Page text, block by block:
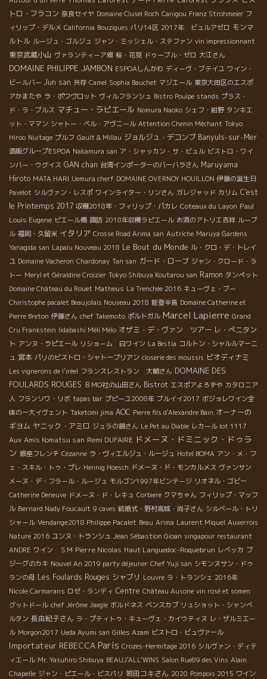
トロ・フラコン 奈良セイヤ Domaine Clusel Roch Canigou Franz Strohmeier フ
ィリップ・デルメ California Bouzigues パリ14区 2017年 ビュルアゼロ モンマ
ルトル ルージュ・ゴルジュ ジャン・ミッシェル・ステファン vin impressionnant
東京武蔵小山 ヴァランティーア畑 桜・花見 ドゥーブル・ゼロ 大江さん
DOMAINE PHILIPPE JAMBON ESPOAしんかわ ディーヴ・ブテイユ ワイン・
ビールバー Jun san 共存 Camel Sophia Bauchet マジエール 東京大田区のエスポ
アかまたや ラ・ポワヴロット ヴィルフランシュ Bistro Poulpe stands プラス・
ド・ラ・ブルス マチュー・ラピエール Nomura Naoko シェフ・紺野 タンキエ
ット・ママン シャトー・ベル・アヴニール Attention Chenin Méchant Tokyo
Hiroo Nuitage プルフ Gault & Millau ジョルジュ・デコンブ Banyuls-sur-Mer
酒販グループESPOA Nakamura san ア・シャッカン・サ・ビュル ビストロ・ワイ
ンバー・ウグイス GAN chan 台湾インポーターのバーバラさん Maruyama
Hiroto MATA HARI Uemura cherf DOMAINE OVERNOY HOUILLON 伊藤の誕生日
Pavelot シルヴァン・レスポ ワインライター・リンさん ガレジャッド カリム C'est
le Printemps 2017 収穫2018年・フィリップ・パカレ Coteaux du Layon Paul
Louis Eugene ピエール橋 諏訪 2018年収穫ラピエール お酒のアトリエ吉祥 ルーブ
ル 福岡・久留米 イタリア Crosse Road Arima san Autriche Maruya Gardens
Yanagida san Lapalu Nouveau 2018 Le Bout du Monde ル・クロ・デ・トレイ
ユ Domaine Vacheron Chardonay Tan san ガード・ローブ ジャン・クロード・ラ
トー Meryl et Géraldine Croizier Tokyo Shibuya Koutarou san Ramon タンペット
Domaine Château du Rouet Matheus La Trenchée 2016 キューヴェ・ブー
Chiristophe pacalet Beaujolais Nouveau 2018 能登半島 Domaine Catherine et
Pierre Breton 伊藤さん chef Takemoto ポルトガル Marcel Lapierre Grand
Cru Frankstein Iidabashi Méli Mélo オザミ・デ・ヴァン ツアー レ・ぺニタン
ト アンヌ・ラピエール リショーム 白ワイン La Bestia コルトン・シャルルマーニ
ュ 宮本 パリのビストロ・シャトーブリアン closerie des moussis ビオディナミ
Les vignerons de l'iréel フランスレストラン 大輔さん DOMAINE DES
FOULARDS ROUGES ＢＭО社の山田さん Bistrot エスポアよろずや カタロニア
人 フランソワ・リボ tapas bar プピーユ2008年 ブルイイ2017 ボジョレワイン全
体の一大イヴェント Taketomi jima AOC Pierre fils d'Alexandre Bain オーナーの
ギヨム ヤニック・アミロ ジュラの鏡さん Le Pet au Diable レカール lot 1117
Aux Amis Komatsu san Remi DUFAIRE ドメーヌ・ドミニック・ドゥラ
ン 銀座フレンチ Cézanne ラ・ヴィエルジュ・ルージュ Hotel BOMA アン・メ・フ
ェ・スキル・トゥ・プレ Hennig Hoesch ドメーヌ・ド・モンカルメス ヴァンサン
メーヌ・デ・フラール・ルージュ モルゴン1997年ビンテージ リオネル・ゴビー
Catherine Deneuve ドメーヌ・ド・レキュ Corbiere クマちゃん フィリップ・マッフ
ル Bernard Nady Foucault 9 caves 結婚式・野村高城・尚子さん シルベール・トリ
シャール Vendange2018 Philippe Pacalet Beau Arima Laurent Miquel Auxerrois
Nature 2016 ユンヌ・トランシュ Jean Sébastion Gioan singapour restaurant
ANDRE ワイン ＳＭ Pierre Nicolas Haut Languedoc-Roquebrun レベッカ ブ
ジーグのカキ Nouvel An 2019 party déjeuner Chef Yuji san シモンヌサン・ドゥ
ランの母 Les Foulards Rouges シャブリ Louvre ラ・トランシェ 2016年
Nicole Carmarans ロゼ・ランディ Centre Château Ausone vin rosé et somen
グットドール chef Jérôme Jaegle ボルドネス ベンスカブ リュショット・シャンベ
ルタン 長由紀子さん ラ・プティトゥ・キューヴェ・カイウティヌ レ・ザルミエー
ル Morgon2017 Ueda Ayumi san Gilles Azam ビストロ・ビュヴァール
Importateur REBECCA Paris Crozes-Hermitage 2016 シルヴァン・ディテ
ィエール Mr. Yasuhiro Shibuya BEAUJ'ALL'WINS Salon Rue89 des Vins Alain
Chapelle ジャン・ピエール・ビスパリ 岩田コキさん 2020 Pompois 2015 ワイン